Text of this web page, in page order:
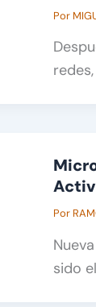
Por
Por
sido